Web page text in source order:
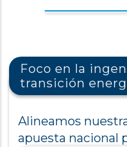
Foco en la
transición
Alineamos
apuesta nacional